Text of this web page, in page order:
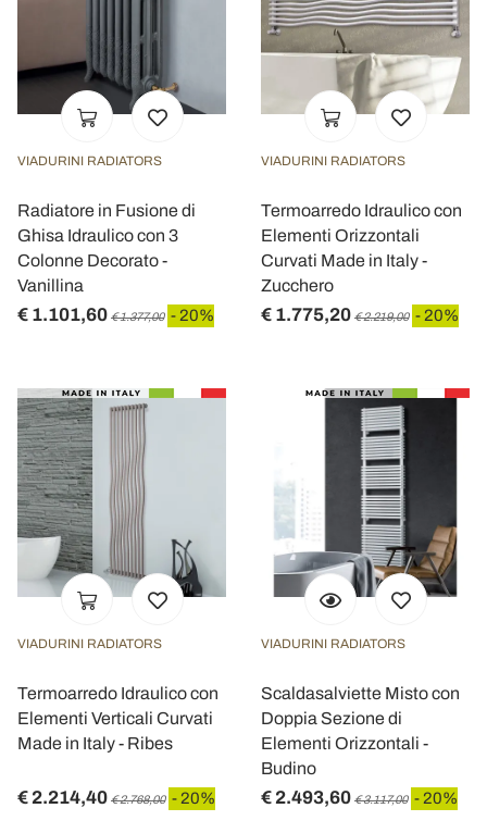
VIADURINI RADIATORS
Radiatore in Fusione di
Ghisa Idraulico con 3
Colonne Decorato -
Vanillina
€ 1.101,60 € 1.377,00 - 20%
VIADURINI RADIATORS
Termoarredo Idraulico con
Elementi Orizzontali
Curvati Made in Italy -
Zucchero
€ 1.775,20 € 2.219,00 - 20%
VIADURINI RADIATORS
Termoarredo Idraulico con
Elementi Verticali Curvati
Made in Italy - Ribes
€ 2.214,40 € 2.768,00 - 20%
VIADURINI RADIATORS
Scaldasalviette Misto con
Doppia Sezione di
Elementi Orizzontali -
Budino
€ 2.493,60 € 3.117,00 - 20%